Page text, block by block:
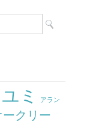
ミ アラン
ークリー